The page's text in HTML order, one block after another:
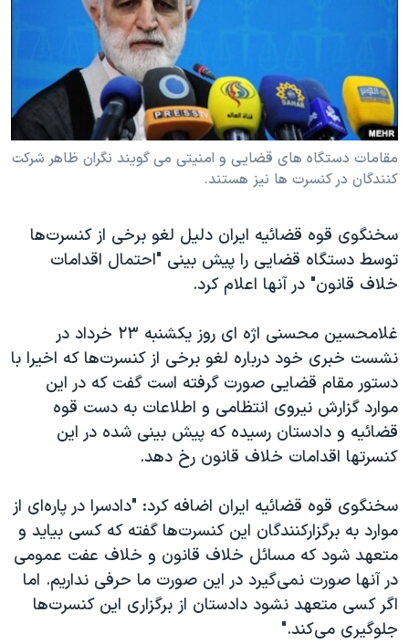
اقتصادی
علم و فناوری
اسرائیل در جنگ
گالری عکس
حمله جمهوری اسلامی به اسرائیل
رمز مهسا
ورزش زنان در ایران
اعتراضات زن، زندگی، آزادی
تریبونال مردمی آبان ۹۸
دادگاه حمید نوری
قانون شفافیت دارائی کادر رهبری ایران
اعتراضات مردمی آبان ۹۸
اسرائیل در جنگ
نرگس محمدی برنده جایزه نوبل صلح
صفحه‌های ویژه
سفر پرزیدنت ترامپ به چین
زبانهای مختلف
مقامات دستگاه های قضایی و امنیتی می گویند نگران ظاهر شرکت
کنندگان در کنسرت ها نیز هستند.
سخنگوی قوه قضائیه ایران دلیل لغو برخی از کنسرت‌ها
توسط دستگاه قضایی را پیش بینی "احتمال اقدامات
خلاف قانون" در آنها اعلام کرد.
غلامحسین محسنی اژه ای روز یکشنبه ۲۳ خرداد در
نشست خبری خود درباره لغو برخی از کنسرت‌ها که اخیرا با
دستور مقام قضایی صورت گرفته است گفت که در این
موارد گزارش نیروی انتظامی و اطلاعات به دست قوه
قضائیه و دادستان رسیده که پیش بینی شده در این
کنسرتها اقدامات خلاف قانون رخ دهد.
سخنگوی قوه قضائیه ایران اضافه کرد: "دادسرا در پاره‌ای از
موارد به برگزارکنندگان این کنسرت‌ها گفته که کسی بیاید و
متعهد شود که مسائل خلاف قانون و خلاف عفت عمومی
در آنها صورت نمی‌گیرد در این صورت ما حرفی نداریم. اما
اگر کسی متعهد نشود دادستان از برگزاری این کنسرت‌ها
جلوگیری می‌کند."